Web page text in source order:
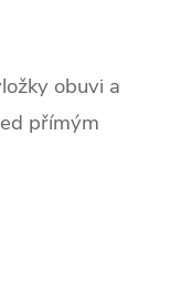
obuvi a
přímým